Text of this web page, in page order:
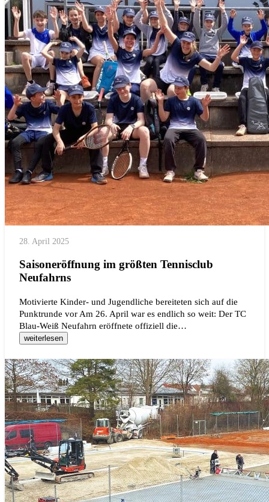
28. April 2025
Saisoneröffnung im größten Tennisclub
Neufahrns
Motivierte Kinder- und Jugendliche bereiteten sich auf die
Punktrunde vor Am 26. April war es endlich so weit: Der TC
Blau-Weiß Neufahrn eröffnete offiziell die…
weiterlesen